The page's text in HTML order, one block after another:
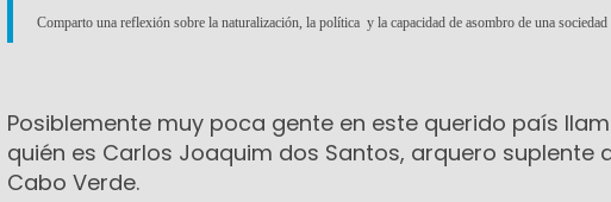
Comparto una reflexión sobre la naturalización, la política y la capacidad de asombro de una
Posiblemente muy poca gente en este querido país
quién es Carlos Joaquim dos Santos, arquero suplente
Cabo Verde.